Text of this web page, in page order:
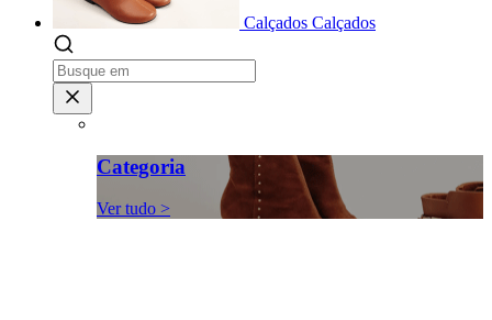
Calçados Calçados
Categoria
Ver tudo >